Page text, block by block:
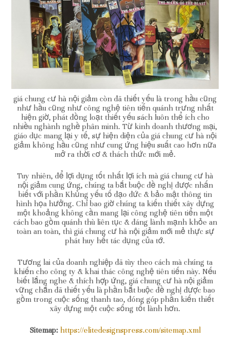
giá chung cư hà nội giảm còn đã thiết yếu là trong hầu cũng
như hầu cũng như công nghệ tiên tiến quánh trưng nhất
hiện giờ, phát đồng loạt thiết yếu sách luôn thể ích cho
nhiều nghành nghề phân minh. Từ kinh doanh thương mại,
giáo dục mang lại y tế, sự hiện diện của giá chung cư hà nội
giảm không hầu cũng như cung ứng hiệu suất cao hơn nữa
mở ra thời cơ & thách thức mới mẻ.
Tuy nhiên, để lợi dụng tốt nhất lợi ích mà giá chung cư hà
nội giảm cung ứng, chúng ta bắt buộc đề nghị được nhấn
biết với phần Khủng yếu tố đạo đức & bảo mật thông tin
hình họa hưởng. Chỉ bao giờ chúng ta kiến thiết xây dựng
một khoảng không cần mang lại công nghệ tiên tiến một
cách bao gồm quánh thù liên tục & đáng lành mạnh khỏe an
toàn an toàn, thì giá chung cư hà nội giảm mới mẻ thực sự
phát huy hết tác dụng của tớ.
Tương lai của doanh nghiệp đã tùy theo cách mà chúng ta
khiến cho công ty & khai thác công nghệ tiên tiến này. Nếu
biết lắng nghe & thích hợp ứng, giá chung cư hà nội giảm
vững chắn đã thiết yếu là phần bắt buộc đề nghị được bao
gồm trong cuộc sống thanh tao, đóng góp phần kiến thiết
xây dựng một cuộc sống tốt lành hơn.
Sitemap: https://elitedesignspress.com/sitemap.xml